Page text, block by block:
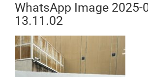
WhatsApp Image 2025-
13.11.02